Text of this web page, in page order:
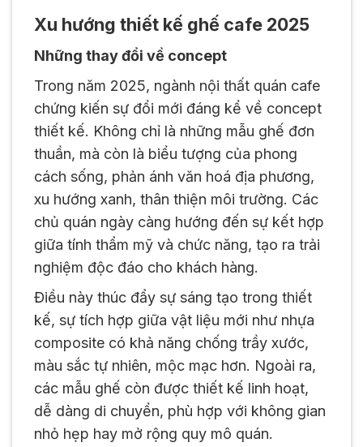
Xu hướng thiết kế ghế cafe 2025
Những thay đổi về concept
Trong năm 2025, ngành nội thất quán cafe
chứng kiến sự đổi mới đáng kể về concept
thiết kế. Không chỉ là những mẫu ghế đơn
thuần, mà còn là biểu tượng của phong
cách sống, phản ánh văn hoá địa phương,
xu hướng xanh, thân thiện môi trường. Các
chủ quán ngày càng hướng đến sự kết hợp
giữa tính thẩm mỹ và chức năng, tạo ra trải
nghiệm độc đáo cho khách hàng.
Điều này thúc đẩy sự sáng tạo trong thiết
kế, sự tích hợp giữa vật liệu mới như nhựa
composite có khả năng chống trầy xước,
màu sắc tự nhiên, mộc mạc hơn. Ngoài ra,
các mẫu ghế còn được thiết kế linh hoạt,
dễ dàng di chuyển, phù hợp với không gian
nhỏ hẹp hay mở rộng quy mô quán.